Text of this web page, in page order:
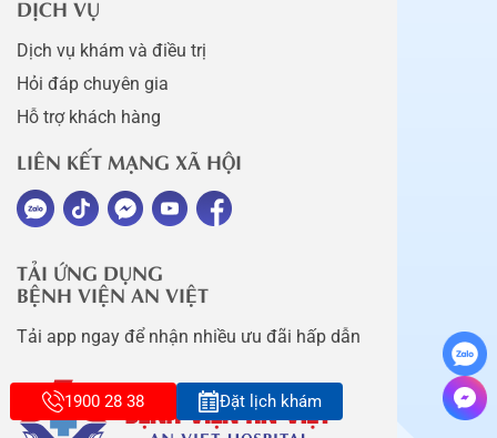
DỊCH VỤ
Dịch vụ khám và điều trị
Hỏi đáp chuyên gia
Hỗ trợ khách hàng
LIÊN KẾT MẠNG XÃ HỘI
TẢI ỨNG DỤNG
BỆNH VIỆN AN VIỆT
Tải app ngay để nhận nhiều ưu đãi hấp dẫn
1900 28 38 Đặt lịch khám